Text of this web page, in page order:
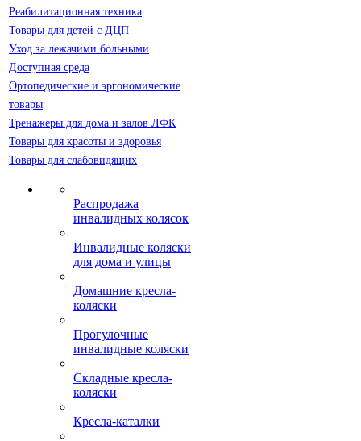
Реабилитационная техника
Товары для детей с ДЦП
Уход за лежачими больными
Доступная среда
Ортопедические и эргономические
товары
Тренажеры для дома и залов ЛФК
Товары для красоты и здоровья
Товары для слабовидящих
Распродажа
инвалидных колясок
Инвалидные коляски
для дома и улицы
Домашние кресла-
коляски
Прогулочные
инвалидные коляски
Складные кресла-
коляски
Кресла-каталки